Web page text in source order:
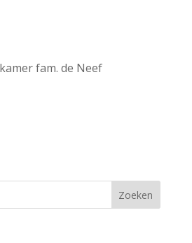
fam. de Neef